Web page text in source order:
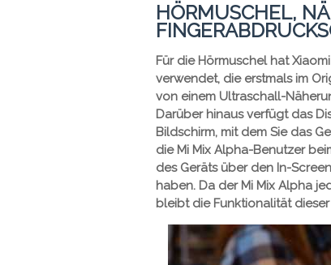
HÖRMUSCHEL,
Für die Hörmuschel hat
verwendet, die erstmals im
von einem Ultraschall-
Darüber hinaus verfügt das
Bildschirm, mit dem Sie das
die Mi Mix Alpha-Benutzer
des Geräts über den In-
haben. Da der Mi Mix Alpha
bleibt die Funktionalität